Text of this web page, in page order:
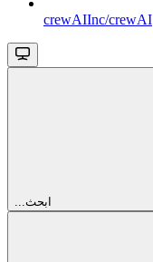
crewAIInc/crewAI
...ابحث